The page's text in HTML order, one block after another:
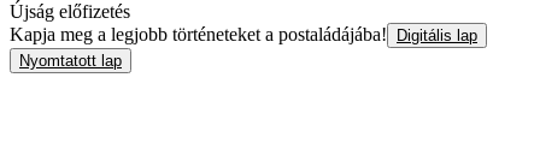
Újság előfizetés
Kapja meg a legjobb történeteket a postaládájába!
Digitális lap
Nyomtatott lap